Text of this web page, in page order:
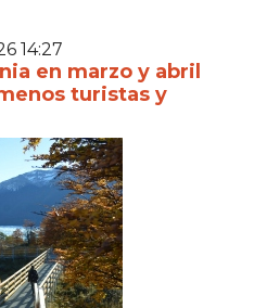
14:27
en marzo y abril
turistas y